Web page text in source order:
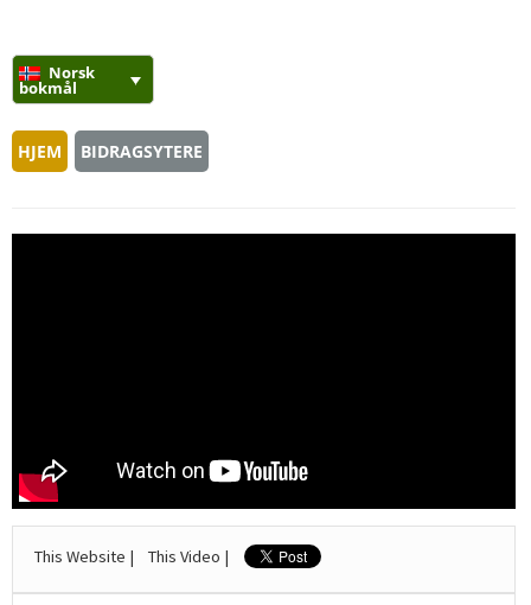
Norsk
bokmål
HJEM BIDRAGSYTERE
This Website | This Video |